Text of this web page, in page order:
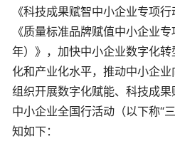
《科技成果赋智中小企业专项
《质量标准品牌赋值中小企业
年）》，加快中小企业数字化
化和产业化水平，推动中小企
组织开展数字化赋能、科技成
中小企业全国行活动（以下称“
知如下：